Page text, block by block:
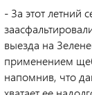
- За этот летний
выезда на
применением
напомнив, что